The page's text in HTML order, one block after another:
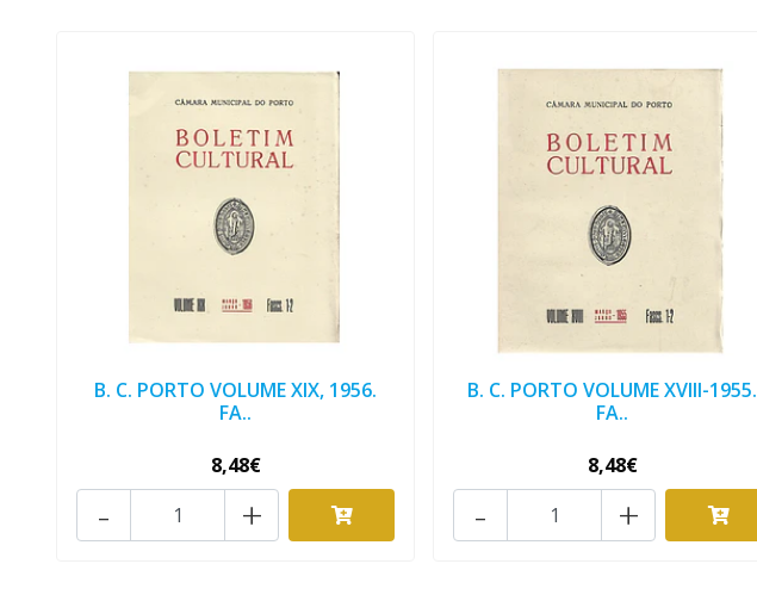
B. C. PORTO VOLUME XIX, 1956.
FA..
8,48€
+
-
B. C. PORTO VOLUME XVIII-1955.
FA..
8,48€
+
-